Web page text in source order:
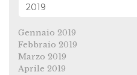
Gennaio 2019
Febbraio 2019
Marzo 2019
Aprile 2019